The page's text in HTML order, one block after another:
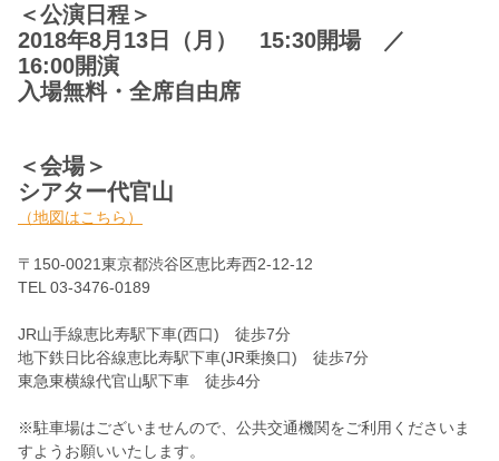
＜公演日程＞
2018年8月13日（月） 15:30開場 ／
16:00開演
入場無料・全席自由席
＜会場＞
シアター代官山
（地図はこちら）
〒150-0021東京都渋谷区恵比寿西2-12-12
TEL 03-3476-0189
JR山手線恵比寿駅下車(西口) 徒歩7分
地下鉄日比谷線恵比寿駅下車(JR乗換口) 徒歩7分
東急東横線代官山駅下車 徒歩4分
※駐車場はございませんので、公共交通機関をご利用くださいま
すようお願いいたします。